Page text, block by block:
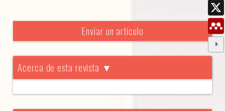
Enviar un artículo
Acerca de esta revista ▼